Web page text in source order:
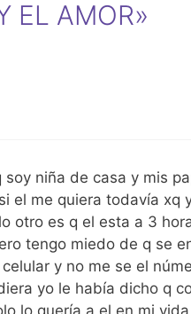
EL AMOR»
niña de casa y mis
el me quiera todavía xq
otro es q el esta a 3
tengo miedo de q se
y no me se el
yo le había dicho q
lo quería a el en mi